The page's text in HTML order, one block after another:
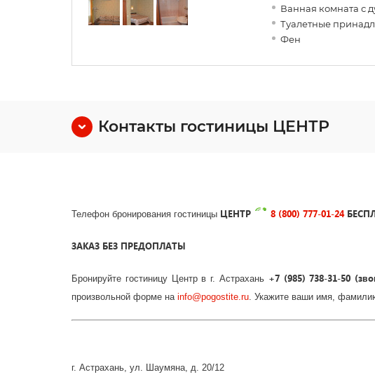
Ванная комната с
Туалетные
Фен
Контакты гостиницы ЦЕНТР
Телефон бронирования гостиницы ЦЕНТР 8 (800) 777-01-24
ЗАКАЗ БЕЗ ПРЕДОПЛАТЫ
Бронируйте гостиницу Центр в г. Астрахань +7 (985) 738-31-50
произвольной форме на info@pogostite.ru. Укажите ваши имя,
г. Астрахань, ул. Шаумяна, д. 20/12